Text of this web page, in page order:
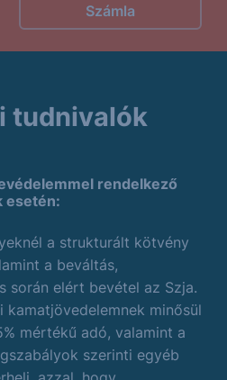
Számla
tudnivalók
rendelkező
esetén:
a strukturált kötvény
a beváltás,
során elért bevétel az Szja.
minősül
mértékű adó, valamint a
szerinti egyéb